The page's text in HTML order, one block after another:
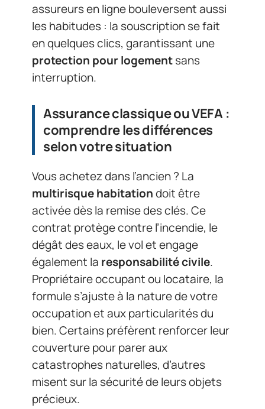
assureurs en ligne bouleversent aussi
les habitudes : la souscription se fait
en quelques clics, garantissant une
protection pour logementsans
interruption.
Assurance classique ou VEFA :
comprendre les différences
selon votre situation
Vous achetez dans l’ancien ? La
multirisque habitationdoit être
activée dès la remise des clés. Ce
contrat protège contre l’incendie, le
dégât des eaux, le vol et engage
également la responsabilité civile.
Propriétaire occupant ou locataire, la
formule s’ajuste à la nature de votre
occupation et aux particularités du
bien. Certains préfèrent renforcer leur
couverture pour parer aux
catastrophes naturelles, d’autres
misent sur la sécurité de leurs objets
précieux.